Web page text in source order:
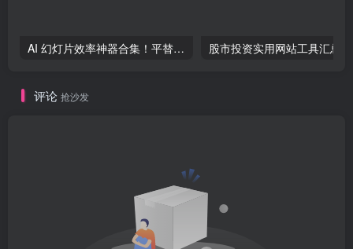
AI 幻灯片效率神器合集！平替 Claude Design 开源项目汇总
评论 抢沙发